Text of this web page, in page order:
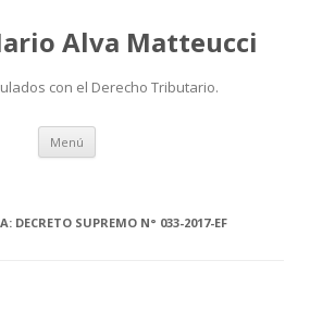
Alva Matteucci
con el Derecho Tributario.
Menú Ir
contenido
DECRETO SUPREMO N° 033-2017-EF